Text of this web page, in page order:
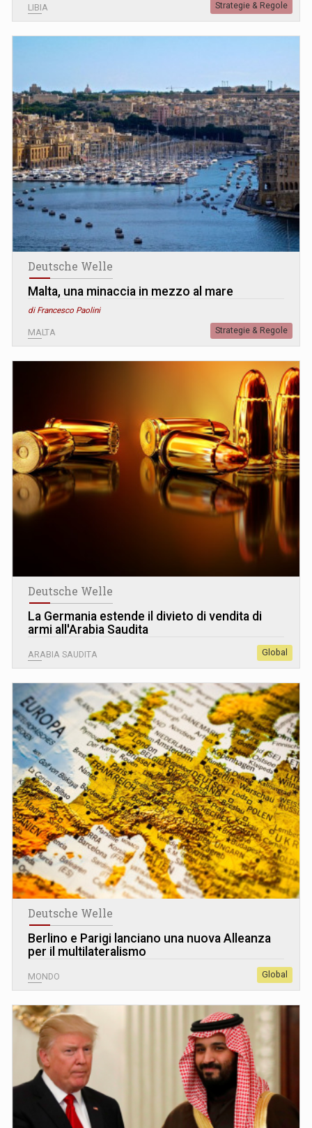
LIBIA Strategie & Regole
Deutsche Welle
Malta, una minaccia in mezzo al mare
di Francesco Paolini
MALTA Strategie & Regole
Deutsche Welle
La Germania estende il divieto di vendita di
armi all'Arabia Saudita
ARABIA SAUDITA Global
Deutsche Welle
Berlino e Parigi lanciano una nuova Alleanza
per il multilateralismo
MONDO Global